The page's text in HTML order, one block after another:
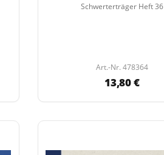
Schwerterträger Heft 36
Art.-Nr. 478364
13,80 €